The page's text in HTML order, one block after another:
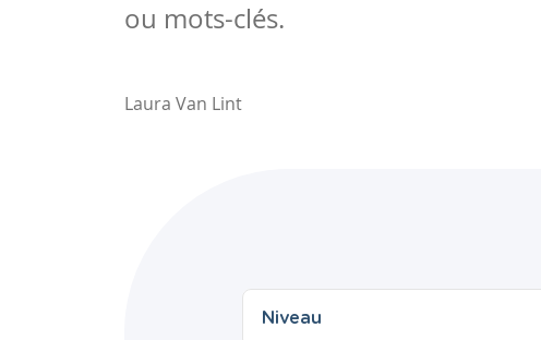
ou mots-clés.
Laura Van Lint